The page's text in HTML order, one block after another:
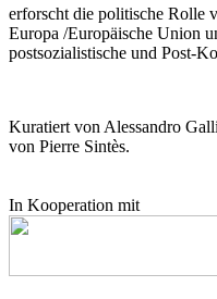
erforscht die politische Rolle
Europa /Europäische Union
postsozialistische und Post-
Kuratiert von Alessandro
von Pierre Sintès.
In Kooperation mit